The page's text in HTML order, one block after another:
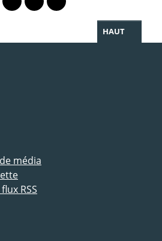
Bluesky
le profil Instagram
vers le profil Linkedin
Lien vers le profil Facebook
Lien vers le profil Twitter
Partager par WhatsApp
HAUT
média
RSS